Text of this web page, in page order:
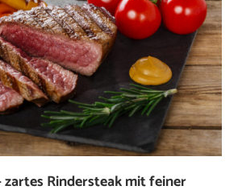
zartes Rindersteak mit feiner